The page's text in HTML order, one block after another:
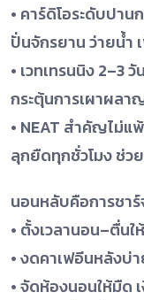
• คาร์ดิโอระดับปาน
ปั่นจักรยาน ว่ายน้ำ
• เวทเทรนนิง 2–3
กระตุ้นการเผาผล
• NEAT สำคัญไม่แ
ลุกยืดทุกชั่วโมง ช่ว
นอนหลับคือการชา
• ตั้งเวลานอน–ตื่น
• งดคาเฟอีนหลังบ่
• จัดห้องนอนให้มืด